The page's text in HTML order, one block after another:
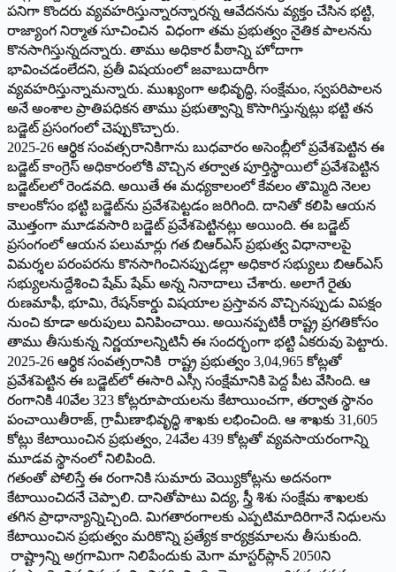
పనిగా కొందరు వ్యవహరిస్తున్నారన్నారన్న ఆవేదనను వ్యక్తం చేసిన భట్టి,
రాజ్యాంగ నిర్మాత సూచించిన విధంగా తమ ప్రభుత్వం నైతిక పాలనను
కొనసాగిస్తున్నదన్నారు. తాము అధికార పీఠాన్ని హోదాగా
భావించడంలేదని, ప్రతీ విషయంలో జవాబుదారీగా
వ్యవహరిస్తున్నామన్నారు. ముఖ్యంగా అభివృద్ధి, సంక్షేమం, స్వపరిపాలన
అనే అంశాల ప్రాతిపధికన తాము ప్రభుత్వాన్ని కొసాగిస్తున్నట్లు భట్టి తన
బడ్జెట్‌ ప్రసంగంలో చెప్పుకొచ్చారు.
2025-26 ఆర్థిక సంవత్సరానికిగాను బుధవారం అసెంబ్లీలో ప్రవేశపెట్టిన ఈ
బడ్జెట్‌ కాంగ్రెస్‌ అధికారంలోకి వొచ్చిన తర్వాత పూర్తిస్థాయిలో ప్రవేశపెట్టిన
బడ్జెట్‌లలో రెండవది. అయితే ఈ మధ్యకాలంలో కేవలం తొమ్మిది నెలల
కాలంకోసం భట్టి బడ్జెట్‌ను ప్రవేశపెట్టడం జరిగింది. దానితో కలిపి ఆయన
మొత్తంగా మూడవసారి బడ్జెట్‌ ప్రవేశపెట్టినట్లు అయింది. ఈ బడ్జెట్‌
ప్రసంగంలో ఆయన పలుమార్లు గత బిఆర్‌ఎస్‌ ప్రభుత్వ విధానాలపై
విమర్శల పరంపరను కొనసాగించినప్పుడల్లా అధికార సభ్యులు బిఆర్‌ఎస్‌
సభ్యులనుద్దేశించి షేమ్‌ షేమ్‌ అన్న నినాదాలు చేశారు. అలాగే రైతు
రుణమాఫీ, భూమి, రేషన్‌కార్డు విషయాల ప్రస్తావన వొచ్చినప్పుడు విపక్షం
నుంచి కూడా అరుపులు వినిపించాయి. అయినప్పటికీ రాష్ట్ర ప్రగతికోసం
తాము తీసుకున్న నిర్ణయాలన్నిటినీ ఈ సందర్భంగా భట్టి ఏకరువు పెట్టారు.
2025-26 ఆర్థిక సంవత్సరానికి రాష్ట్ర ప్రభుత్వం 3,04,965 కోట్లతో
ప్రవేశపెట్టిన ఈ బడ్జెట్‌లో ఈసారి ఎస్సీ సంక్షేమానికి పెద్ద పీట వేసింది. ఆ
రంగానికి 40వేల 323 కోట్లరూపాయలను కేటాయించగా, తర్వాత స్థానం
పంచాయితీరాజ్‌, గ్రామీణాభివృద్ధి శాఖకు లభించింది. ఆ శాఖకు 31,605
కోట్లు కేటాయించిన ప్రభుత్వం, 24వేల 439 కోట్లతో వ్యవసాయరంగాన్ని
మూడవ స్థానంలో నిలిపింది.
గతంతో పోలిస్తే ఈ రంగానికి సుమారు వెయ్యికోట్లను అదనంగా
కేటాయించిదనే చెప్పాలి. దానితోపాటు విద్య, స్త్రీ శిశు సంక్షేమ శాఖలకు
తగిన ప్రాధాన్యాన్నిచ్చింది. మిగతారంగాలకు ఎప్పటిమాదిరిగానే నిధులను
కేటాయించిన ప్రభుత్వం మరికొన్ని ప్రత్యేక కార్యక్రమాలను తీసుకుంది.
రాష్ట్రాన్ని అగ్రగామిగా నిలిపేందుకు మెగా మాస్టర్‌ప్లాన్‌ 2050ని